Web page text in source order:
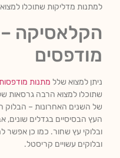
למתנות מדליקות שתוכלו
הקלאסיקה –
מודפסים
ניתן למצוא שלל מתנות
שתוכלו למצוא הרבה גרסאות
של השנים האחרונות – הבלוק
העץ הבסיסיים בגדלים שונים,
ובלוקי עץ שחור. כמו כן אפשר
ובלוקים עשויים קריסטל.